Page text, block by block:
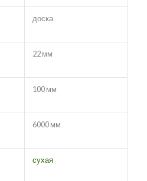
доска
22 мм
100 мм
6000 мм
сухая